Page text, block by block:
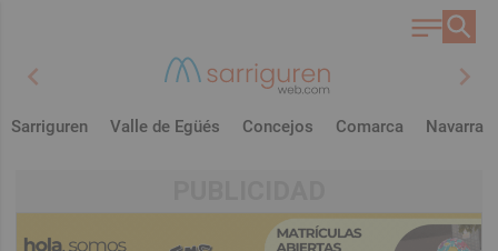
chevron_left chevron_right
Sarriguren Valle de Egüés Concejos Comarca Navarra